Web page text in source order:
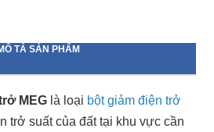
TẢ SẢN PHẨM
MEG là loại bột giảm điện trở
trở suất của đất tại khu vực cần